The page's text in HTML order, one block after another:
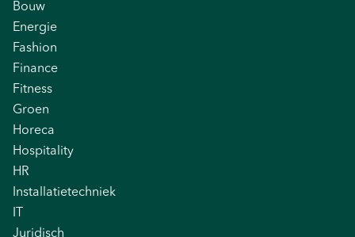
Bouw
Energie
Fashion
Finance
Fitness
Groen
Horeca
Hospitality
HR
Installatietechniek
Juridisch